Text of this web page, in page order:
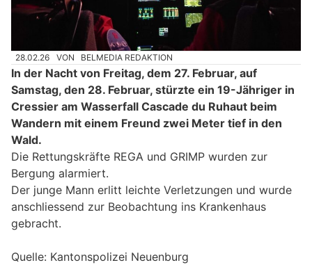
28.02.26 VON BELMEDIA REDAKTION
In der Nacht von Freitag, dem 27. Februar, auf
Samstag, den 28. Februar, stürzte ein 19-Jähriger in
Cressier am Wasserfall Cascade du Ruhaut beim
Wandern mit einem Freund zwei Meter tief in den
Wald.
Die Rettungskräfte REGA und GRIMP wurden zur
Bergung alarmiert.
Der junge Mann erlitt leichte Verletzungen und wurde
anschliessend zur Beobachtung ins Krankenhaus
gebracht.
Quelle: Kantonspolizei Neuenburg